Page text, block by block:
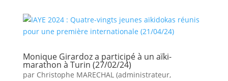
Monique Girardoz a participé à un aïki-
marathon à Turin (27/02/24)
par Christophe MARECHAL (administrateur,